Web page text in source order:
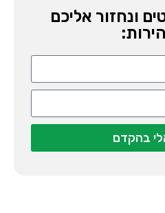
ונחזור אליכם
בהקדם